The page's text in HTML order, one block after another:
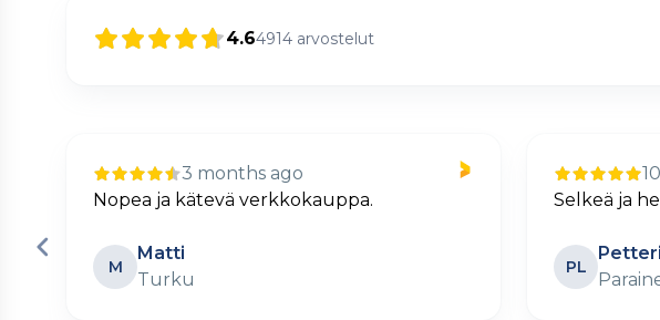
4.64914 arvostelut
3 months ago
Nopea ja kätevä verkkokauppa.
M
Matti
Turku
Selkeä ja
PL